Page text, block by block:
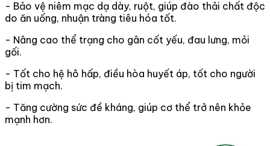
- Bảo vệ niêm mạc dạ dày, ruột, giúp đào thải chất độc
do ăn uống, nhuận tràng tiêu hóa tốt.
- Nâng cao thể trạng cho gân cốt yếu, đau lưng, mỏi
gối.
- Tốt cho hệ hô hấp, điều hòa huyết áp, tốt cho người
bị tim mạch.
- Tăng cường sức đề kháng, giúp cơ thể trở nên khỏe
mạnh hơn.